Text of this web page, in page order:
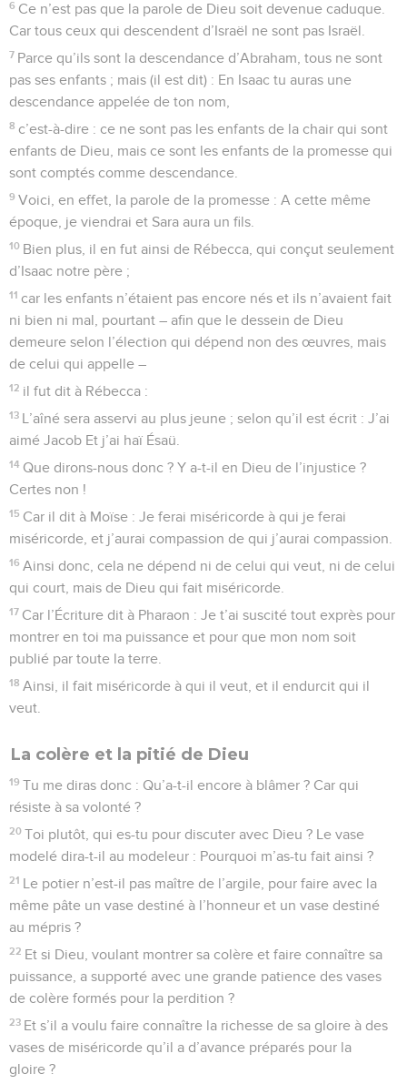
6 Ce n’est pas que la parole de Dieu soit devenue caduque.
Car tous ceux qui descendent d’Israël ne sont pas Israël.
7 Parce qu’ils sont la descendance d’Abraham, tous ne sont
pas ses enfants ; mais (il est dit) : En Isaac tu auras une
descendance appelée de ton nom,
8 c’est-à-dire : ce ne sont pas les enfants de la chair qui sont
enfants de Dieu, mais ce sont les enfants de la promesse qui
sont comptés comme descendance.
9 Voici, en effet, la parole de la promesse : A cette même
époque, je viendrai et Sara aura un fils.
10 Bien plus, il en fut ainsi de Rébecca, qui conçut seulement
d’Isaac notre père ;
11 car les enfants n’étaient pas encore nés et ils n’avaient fait
ni bien ni mal, pourtant – afin que le dessein de Dieu
demeure selon l’élection qui dépend non des œuvres, mais
de celui qui appelle –
12 il fut dit à Rébecca :
13 L’aîné sera asservi au plus jeune ; selon qu’il est écrit : J’ai
aimé Jacob Et j’ai haï Ésaü.
14 Que dirons-nous donc ? Y a-t-il en Dieu de l’injustice ?
Certes non !
15 Car il dit à Moïse : Je ferai miséricorde à qui je ferai
miséricorde, et j’aurai compassion de qui j’aurai compassion.
16 Ainsi donc, cela ne dépend ni de celui qui veut, ni de celui
qui court, mais de Dieu qui fait miséricorde.
17 Car l’Écriture dit à Pharaon : Je t’ai suscité tout exprès pour
montrer en toi ma puissance et pour que mon nom soit
publié par toute la terre.
18 Ainsi, il fait miséricorde à qui il veut, et il endurcit qui il
veut.
La colère et la pitié de Dieu
19 Tu me diras donc : Qu’a-t-il encore à blâmer ? Car qui
résiste à sa volonté ?
20 Toi plutôt, qui es-tu pour discuter avec Dieu ? Le vase
modelé dira-t-il au modeleur : Pourquoi m’as-tu fait ainsi ?
21 Le potier n’est-il pas maître de l’argile, pour faire avec la
même pâte un vase destiné à l’honneur et un vase destiné
au mépris ?
22 Et si Dieu, voulant montrer sa colère et faire connaître sa
puissance, a supporté avec une grande patience des vases
de colère formés pour la perdition ?
23 Et s’il a voulu faire connaître la richesse de sa gloire à des
vases de miséricorde qu’il a d’avance préparés pour la
gloire ?